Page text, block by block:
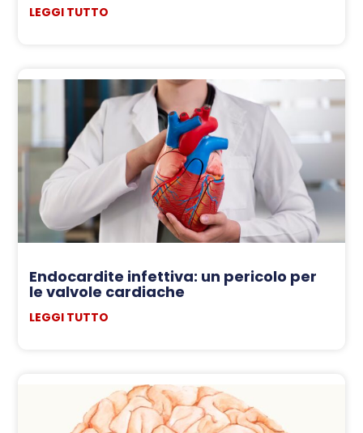
LEGGI TUTTO
Endocardite infettiva: un pericolo per
le valvole cardiache
LEGGI TUTTO